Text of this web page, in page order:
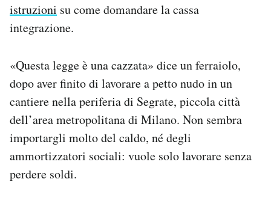
istruzioni su come domandare la cassa
integrazione.
«Questa legge è una cazzata» dice un ferraiolo,
dopo aver finito di lavorare a petto nudo in un
cantiere nella periferia di Segrate, piccola città
dell’area metropolitana di Milano. Non sembra
importargli molto del caldo, né degli
ammortizzatori sociali: vuole solo lavorare senza
perdere soldi.